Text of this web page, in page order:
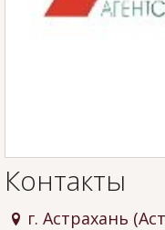
Контакты
г. Астрахань